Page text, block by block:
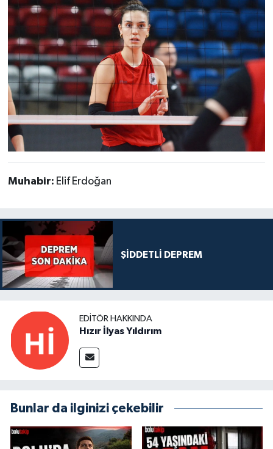
Muhabir: Elif Erdoğan
ŞİDDETLİ DEPREM
EDITÖR HAKKINDA
Hızır İlyas Yıldırım
Bunlar da ilginizi çekebilir